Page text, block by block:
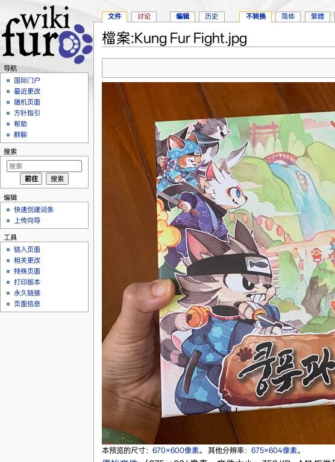
檔案:Kung Fur Fight.jpg
本预览的尺寸： 670×600像素。 其他分辨率： 675×604像素。
文件 讨论 编辑 历史 不转换 简体 繁體
导航
国际门户
最近更改
随机页面
方针指引
帮助
群聊
搜索
编辑
快速创建词条
上传向导
工具
链入页面
相关更改
特殊页面
打印版本
永久链接
页面信息